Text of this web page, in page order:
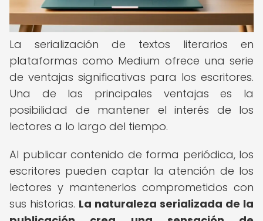
La serialización de textos literarios en
plataformas como Medium ofrece una serie
de ventajas significativas para los escritores.
Una de las principales ventajas es la
posibilidad de mantener el interés de los
lectores a lo largo del tiempo.
Al publicar contenido de forma periódica, los
escritores pueden captar la atención de los
lectores y mantenerlos comprometidos con
sus historias. La naturaleza serializada de la